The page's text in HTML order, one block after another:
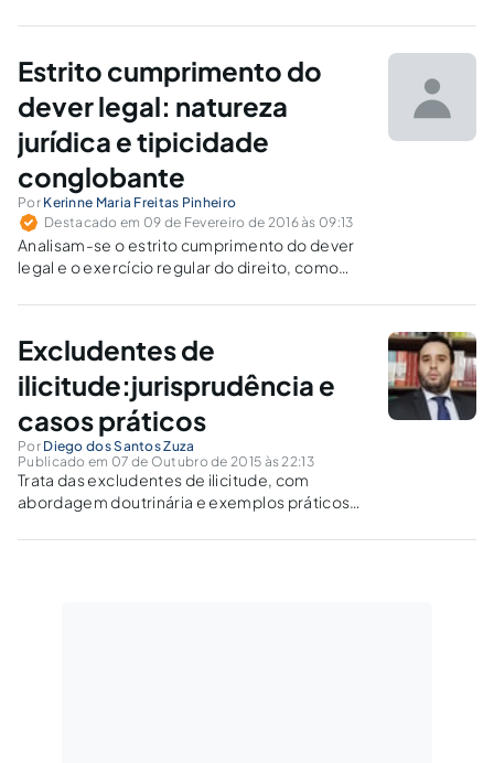
agente de segurança pública sofrer ataque –
obrigado a renunciar à própria vida.
Estrito cumprimento do
dever legal: natureza
jurídica e tipicidade
conglobante
Por Kerinne Maria Freitas Pinheiro
Destacado em 09 de Fevereiro de 2016 às 09:13
Analisam-se o estrito cumprimento do dever
legal e o exercício regular do direito, como
tipicidade conglobante, fortalecendo o
campo da ilicitude.
Excludentes de
ilicitude:jurisprudência e
casos práticos
Por Diego dos Santos Zuza
Publicado em 07 de Outubro de 2015 às 22:13
Trata das excludentes de ilicitude, com
abordagem doutrinária e exemplos práticos